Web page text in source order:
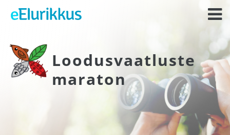
Loodusvaatluste
maraton